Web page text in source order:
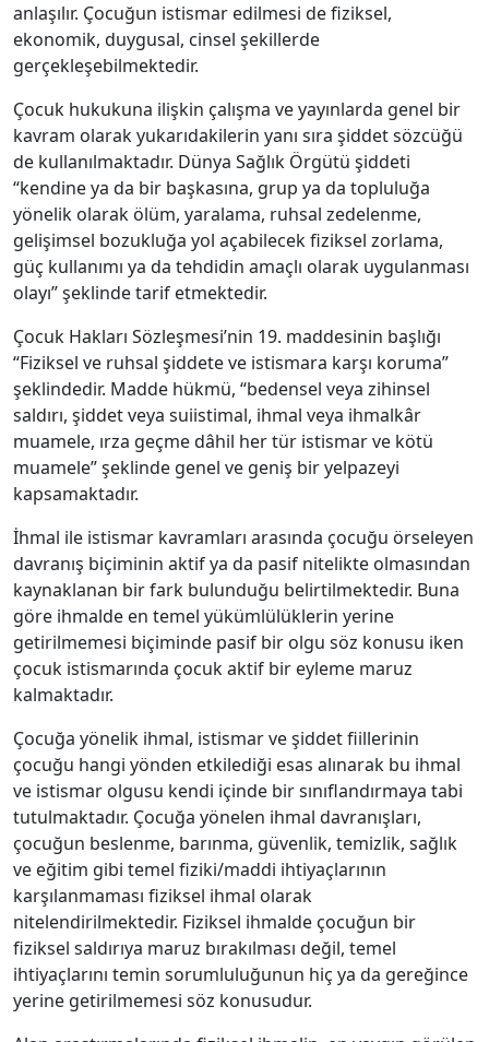
anlaşılır. Çocuğun istismar edilmesi de fiziksel,
ekonomik, duygusal, cinsel şekillerde
gerçekleşebilmektedir.
Çocuk hukukuna ilişkin çalışma ve yayınlarda genel bir
kavram olarak yukarıdakilerin yanı sıra şiddet sözcüğü
de kullanılmaktadır. Dünya Sağlık Örgütü şiddeti
“kendine ya da bir başkasına, grup ya da topluluğa
yönelik olarak ölüm, yaralama, ruhsal zedelenme,
gelişimsel bozukluğa yol açabilecek fiziksel zorlama,
güç kullanımı ya da tehdidin amaçlı olarak uygulanması
olayı” şeklinde tarif etmektedir.
Çocuk Hakları Sözleşmesi’nin 19. maddesinin başlığı
“Fiziksel ve ruhsal şiddete ve istismara karşı koruma”
şeklindedir. Madde hükmü, “bedensel veya zihinsel
saldırı, şiddet veya suiistimal, ihmal veya ihmalkâr
muamele, ırza geçme dâhil her tür istismar ve kötü
muamele” şeklinde genel ve geniş bir yelpazeyi
kapsamaktadır.
İhmal ile istismar kavramları arasında çocuğu örseleyen
davranış biçiminin aktif ya da pasif nitelikte olmasından
kaynaklanan bir fark bulunduğu belirtilmektedir. Buna
göre ihmalde en temel yükümlülüklerin yerine
getirilmemesi biçiminde pasif bir olgu söz konusu iken
çocuk istismarında çocuk aktif bir eyleme maruz
kalmaktadır.
Çocuğa yönelik ihmal, istismar ve şiddet fiillerinin
çocuğu hangi yönden etkilediği esas alınarak bu ihmal
ve istismar olgusu kendi içinde bir sınıflandırmaya tabi
tutulmaktadır. Çocuğa yönelen ihmal davranışları,
çocuğun beslenme, barınma, güvenlik, temizlik, sağlık
ve eğitim gibi temel fiziki/maddi ihtiyaçlarının
karşılanmaması fiziksel ihmal olarak
nitelendirilmektedir. Fiziksel ihmalde çocuğun bir
fiziksel saldırıya maruz bırakılması değil, temel
ihtiyaçlarını temin sorumluluğunun hiç ya da gereğince
yerine getirilmemesi söz konusudur.